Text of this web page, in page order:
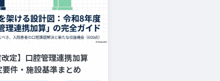
定】口腔管理連携加算
件・施設基準まとめ